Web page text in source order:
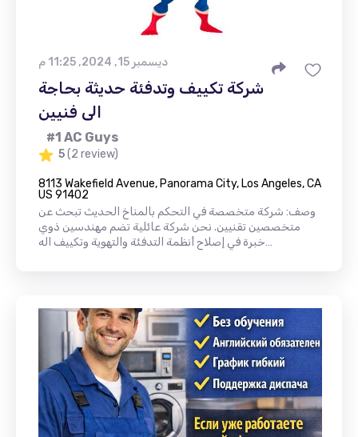
ديسمبر 15, 2024, 11:25 م
شركة تكييف وتدفئة حديثة بحاجة
الى فنيين
#1 AC Guys
5(2 review)
8113 Wakefield Avenue, Panorama City, Los Angeles, CA
US 91402
وصف: شركة متخصصة في التحكم بالمناخ الحديث تبحث عن
متخصصين تقنيين. نحن شركة عائلية تضم مهندسين ذوي
خبرة في إصلاح أنظمة التدفئة والتهوية وتكييف اله…